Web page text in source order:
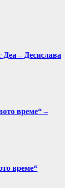
Деа – Десислава
време“ –
време“